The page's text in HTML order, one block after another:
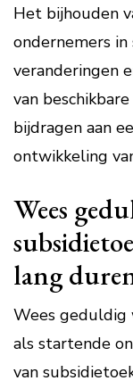
Het bijhouden
ondernemers
veranderingen
van
bijdragen aan
ontwikkeling
Wees
lang
Wees geduldig
als startende
van